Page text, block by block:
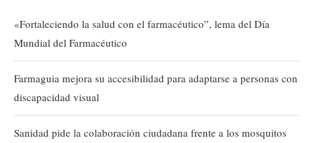
«Fortaleciendo la salud con el farmacéutico”, lema del Día
Mundial del Farmacéutico
Farmaguia mejora su accesibilidad para adaptarse a personas con
discapacidad visual
Sanidad pide la colaboración ciudadana frente a los mosquitos